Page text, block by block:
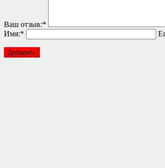
Ваш отзыв:*
Имя:*